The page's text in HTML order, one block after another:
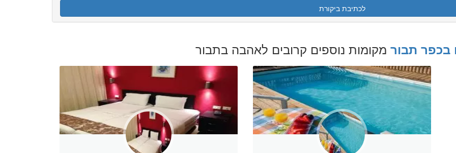
לכתיבת ביקורת
בכפר תבור מקומות נוספים קרובים לאהבה בתבור